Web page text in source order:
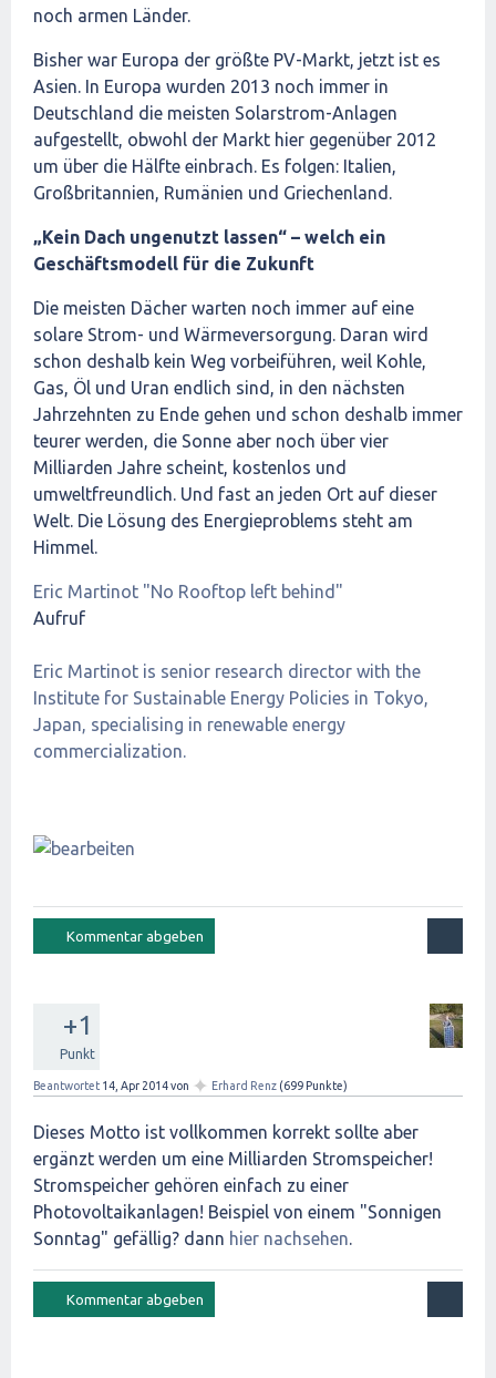
noch armen Länder.
Bisher war Europa der größte PV-Markt, jetzt ist es
Asien. In Europa wurden 2013 noch immer in
Deutschland die meisten Solarstrom-Anlagen
aufgestellt, obwohl der Markt hier gegenüber 2012
um über die Hälfte einbrach. Es folgen: Italien,
Großbritannien, Rumänien und Griechenland.
„Kein Dach ungenutzt lassen“ – welch ein
Geschäftsmodell für die Zukunft
Die meisten Dächer warten noch immer auf eine
solare Strom- und Wärmeversorgung. Daran wird
schon deshalb kein Weg vorbeiführen, weil Kohle,
Gas, Öl und Uran endlich sind, in den nächsten
Jahrzehnten zu Ende gehen und schon deshalb immer
teurer werden, die Sonne aber noch über vier
Milliarden Jahre scheint, kostenlos und
umweltfreundlich. Und fast an jeden Ort auf dieser
Welt. Die Lösung des Energieproblems steht am
Himmel.
Eric Martinot "No Rooftop left behind"
Aufruf
Eric Martinot is senior research director with the
Institute for Sustainable Energy Policies in Tokyo,
Japan, specialising in renewable energy
commercialization.
+1
Punkt
Beantwortet 14, Apr 2014von ✦ Erhard Renz (699 Punkte)
Dieses Motto ist vollkommen korrekt sollte aber
ergänzt werden um eine Milliarden Stromspeicher!
Stromspeicher gehören einfach zu einer
Photovoltaikanlagen! Beispiel von einem "Sonnigen
Sonntag" gefällig? dann hier nachsehen.